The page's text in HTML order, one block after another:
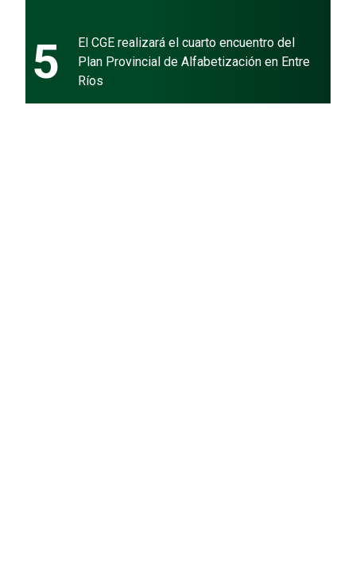
5
El CGE realizará el cuarto encuentro del
Plan Provincial de Alfabetización en Entre
Ríos